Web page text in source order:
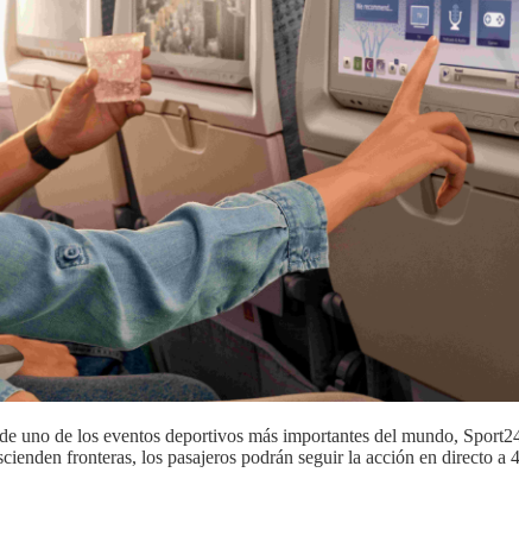
uno de los eventos deportivos más importantes del mundo,
fronteras, los pasajeros podrán seguir la acción en directo a